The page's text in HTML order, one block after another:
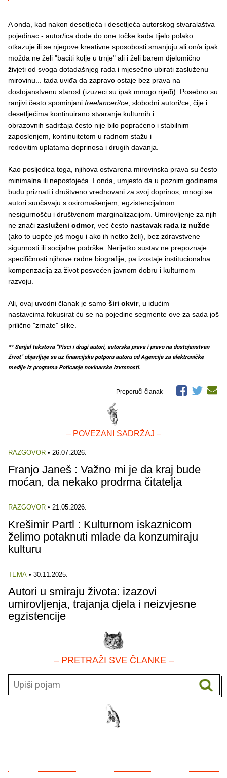
A onda, kad nakon desetljeća i desetljeća autorskog stvaralaštva
pojedinac - autor/ica dođe do one točke kada tijelo polako
otkazuje ili se njegove kreativne sposobosti smanjuju ali on/a ipak
možda ne želi "baciti kolje u trnje" ali i želi barem djelomično
živjeti od svoga dotadašnjeg rada i mjesečno ubirati zasluženu
mirovinu... tada uviđa da zapravo ostaje bez prava na
dostojanstvenu starost (izuzeci su ipak mnogo rijeđi). Posebno su
ranjivi često spominjani freelanceri/ce , slobodni autori/ce, čije i
desetljećima kontinuirano stvaranje kulturnih i
obrazovnih sadržaja često nije bilo popraćeno i stabilnim
zaposlenjem, kontinuitetom u radnom stažu i
redovitim uplatama doprinosa i drugih davanja.
Kao posljedica toga, njihova ostvarena mirovinska prava su često
minimalna ili nepostojeća. I onda, umjesto da u poznim godinama
budu priznati i društveno vrednovani za svoj doprinos, mnogi se
autori suočavaju s osiromašenjem, egzistencijalnom
nesigurnošću i društvenom marginalizacijom. Umirovljenje za njih
ne znači zasluženi odmor, već često nastavak rada iz nužde
(ako to uopće još mogu i ako ih netko želi), bez zdravstvene
sigurnosti ili socijalne podrške. Nerijetko sustav ne prepoznaje
specifičnosti njihove radne biografije, pa izostaje institucionalna
kompenzacija za život posvećen javnom dobru i kulturnom
razvoju.
Ali, ovaj uvodni članak je samo širi okvir, u idućim
nastavcima fokusirat ću se na pojedine segmente ove za sada još
prilično "zrnate" slike.
** Serijal tekstova "Pisci i drugi autori, autorska prava i pravo na dostojanstven
život" objavljuje se uz financijsku potporu autoru od Agencije za elektroničke
medije iz programa Poticanje novinarske izvrsnosti.
Preporuči članak
– POVEZANI SADRŽAJ –
RAZGOVOR • 26.07.2026.
Franjo Janeš : Važno mi je da kraj bude
moćan, da nekako prodrma čitatelja
RAZGOVOR • 21.05.2026.
Krešimir Partl : Kulturnom iskaznicom
želimo potaknuti mlade da konzumiraju
kulturu
TEMA • 30.11.2025.
Autori u smiraju života: izazovi
umirovljenja, trajanja djela i neizvjesne
egzistencije
– PRETRAŽI SVE ČLANKE –